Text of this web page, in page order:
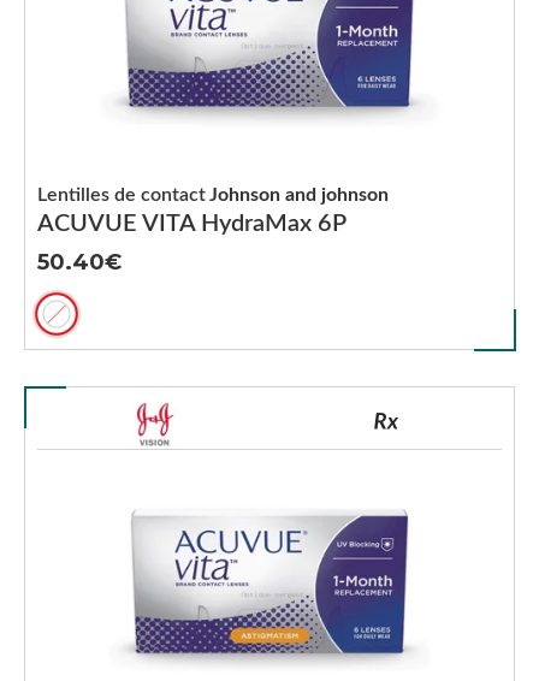
ACUVUE VITA HydraMax 6P
Lentilles de contactJohnson and johnson
50.40